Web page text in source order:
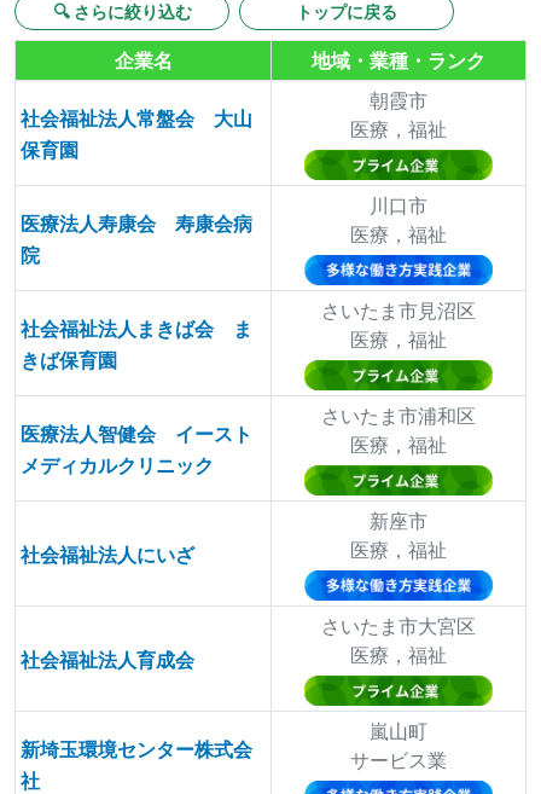
🔍 さらに絞り込む トップに戻る
企業名 地域・業種・ランク
社会福祉法人常盤会 大山
保育園
朝霞市
医療，福祉
医療法人寿康会 寿康会病
院
川口市
医療，福祉
社会福祉法人まきば会 ま
きば保育園
さいたま市見沼区
医療，福祉
医療法人智健会 イースト
メディカルクリニック
さいたま市浦和区
医療，福祉
社会福祉法人にいざ
新座市
医療，福祉
社会福祉法人育成会
さいたま市大宮区
医療，福祉
新埼玉環境センター株式会
社
嵐山町
サービス業